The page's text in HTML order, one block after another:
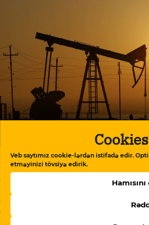
Veb saytımız cookie-lərdən istifadə edir.
etməyinizi tövsiyə edirik.